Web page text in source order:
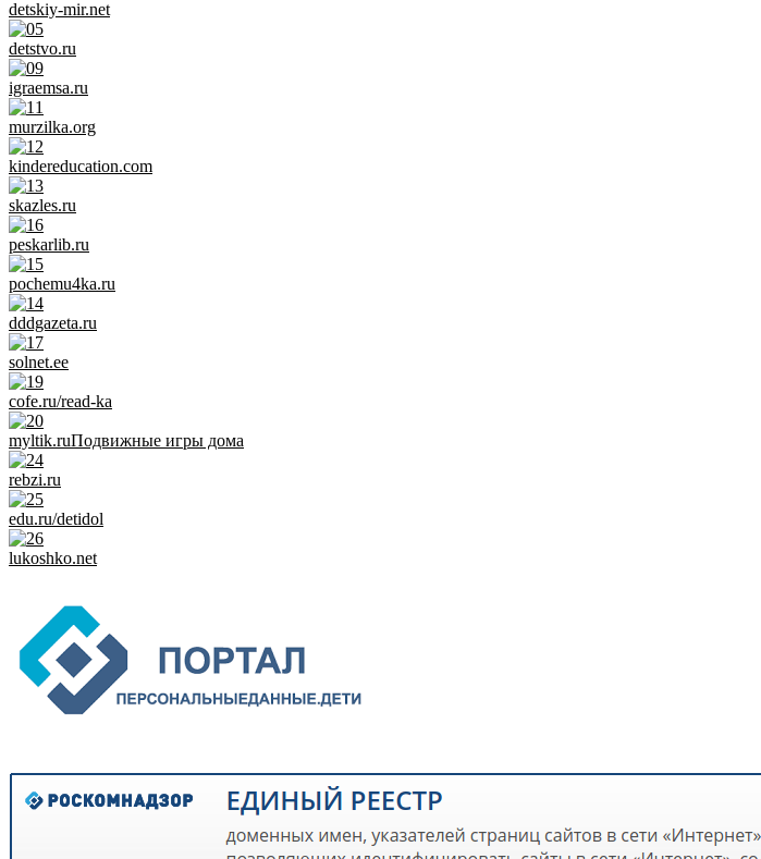
detskiy-mir.net
detstvo.ru
igraemsa.ru
murzilka.org
kindereducation.com
skazles.ru
peskarlib.ru
pochemu4ka.ru
dddgazeta.ru
solnet.ee
cofe.ru/read-ka
myltik.ruПодвижные игры дома
rebzi.ru
edu.ru/detidol
lukoshko.net